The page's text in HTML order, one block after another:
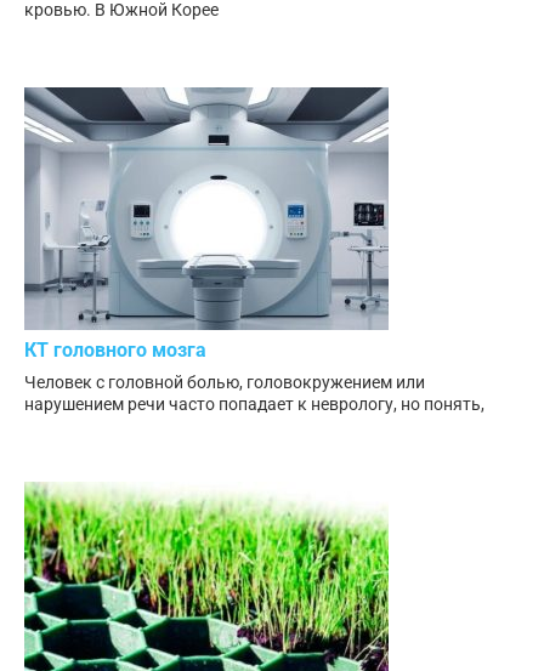
кровью. В Южной Корее
КТ головного мозга
Человек с головной болью, головокружением или
нарушением речи часто попадает к неврологу, но понять,